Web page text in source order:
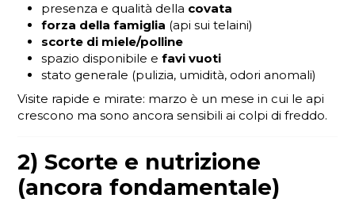
presenza e qualità della covata
forza della famiglia (api sui telaini)
scorte di miele/polline
spazio disponibile efavi vuoti
stato generale (pulizia, umidità, odori anomali)
Visite rapide e mirate: marzo è un mese in cui le api
crescono ma sono ancora sensibili ai colpi di freddo.
2) Scorte e nutrizione
(ancora fondamentale)